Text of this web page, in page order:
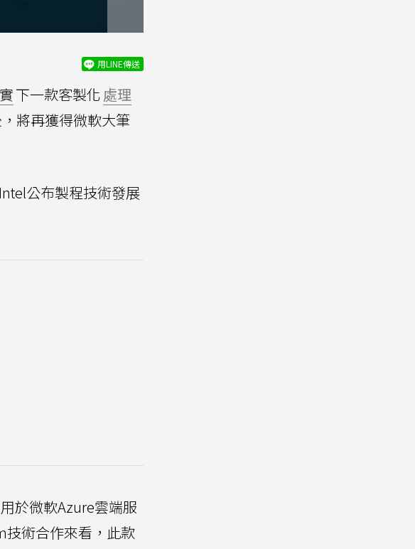
用LINE傳送
下一款客製化 處理
將再獲得微軟大筆
公布製程技術發展
於微軟Azure雲端服
技術合作來看，此款